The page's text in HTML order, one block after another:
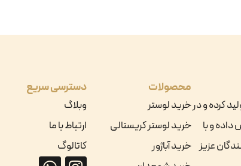
کرده و در
و با
عزیز
محصولات
خرید لوستر
خرید لوستر کریستالی
خرید آباژور
دسترسی سریع
وبلاگ
ارتباط با ما
کاتالوگ